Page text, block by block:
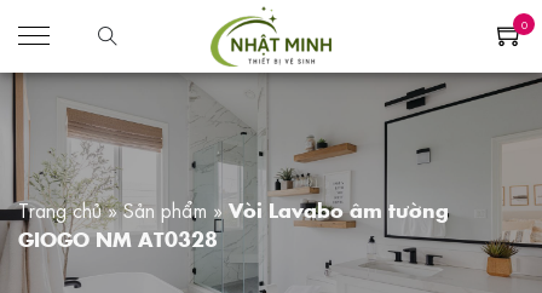
0
Trang chủ»Sản phẩm » Vòi Lavabo âm tường
GIOGO NM AT0328